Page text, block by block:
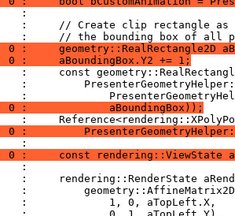
0 :     geometry::RealRectangle2D
0 :     aBoundingBox.Y2 += 1;
0 :             aBoundingBox));
0 :
0 :     const rendering::ViewState